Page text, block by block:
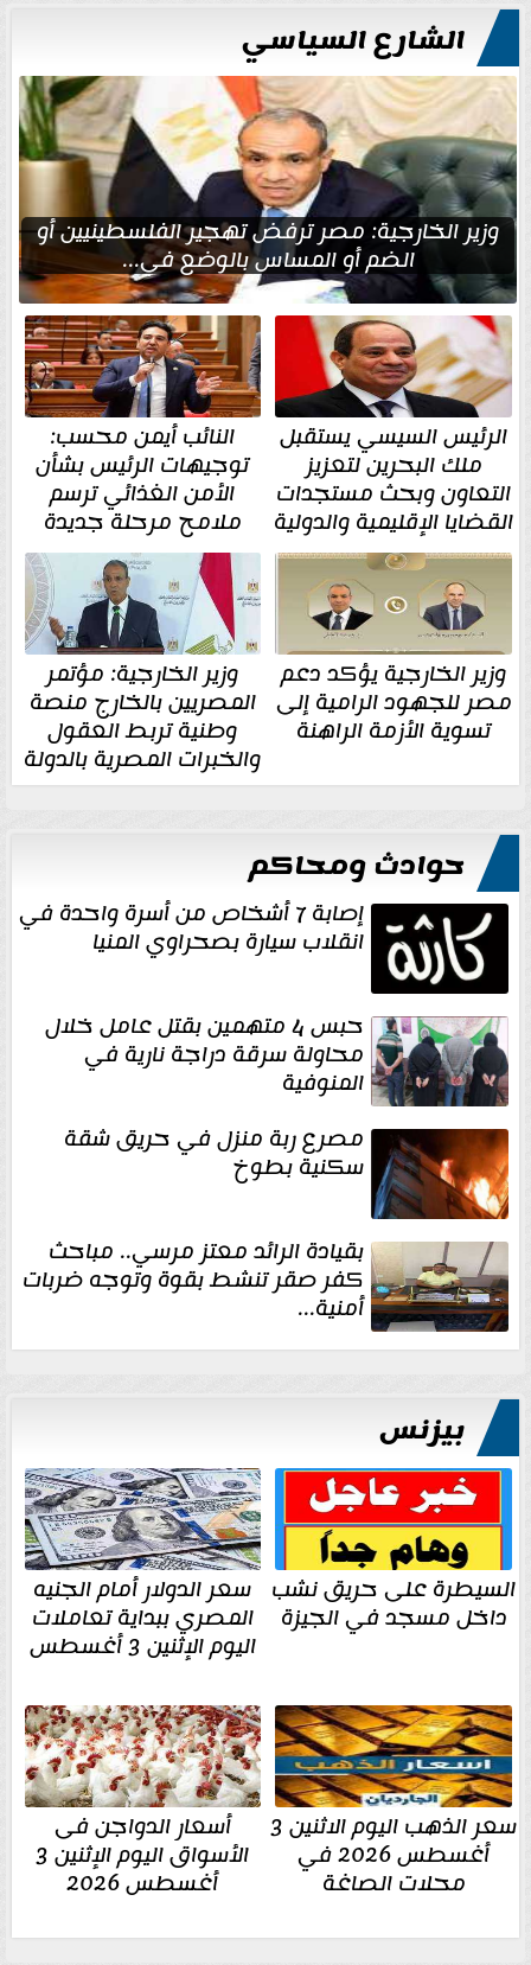
الشارع السياسي
وزير الخارجية: مصر ترفض تهجير الفلسطينيين أو
الضم أو المساس بالوضع في...
الرئيس السيسي يستقبل
ملك البحرين لتعزيز
التعاون وبحث مستجدات
القضايا الإقليمية والدولية
النائب أيمن محسب:
توجيهات الرئيس بشأن
الأمن الغذائي ترسم
ملامح مرحلة جديدة
وزير الخارجية يؤكد دعم
مصر للجهود الرامية إلى
تسوية الأزمة الراهنة
وزير الخارجية: مؤتمر
المصريين بالخارج منصة
وطنية تربط العقول
والخبرات المصرية بالدولة
حوادث ومحاكم
إصابة 7 أشخاص من أسرة واحدة في
انقلاب سيارة بصحراوي المنيا
حبس 4 متهمين بقتل عامل خلال
محاولة سرقة دراجة نارية في
المنوفية
مصرع ربة منزل في حريق شقة
سكنية بطوخ
بقيادة الرائد معتز مرسي.. مباحث
كفر صقر تنشط بقوة وتوجه ضربات
أمنية...
بيزنس
السيطرة على حريق نشب
داخل مسجد في الجيزة
سعر الدولار أمام الجنيه
المصري ببداية تعاملات
اليوم الإثنين 3 أغسطس
سعر الذهب اليوم الاثنين 3
أغسطس 2026 في
محلات الصاغة
أسعار الدواجن فى
الأسواق اليوم الإثنين 3
أغسطس 2026